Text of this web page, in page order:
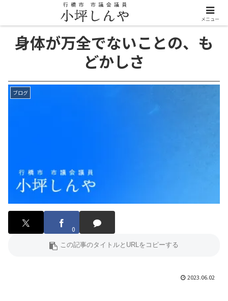
身体が万全でないことの、も
どかしさ
ブログ
0
2023.06.02
メニュー